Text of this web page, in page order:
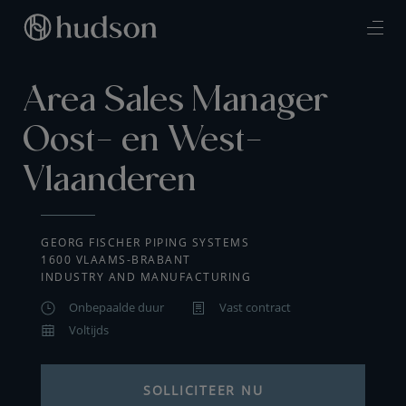
Area Sales Manager
Oost- en West-
Vlaanderen
GEORG FISCHER PIPING SYSTEMS
1600 VLAAMS-BRABANT
INDUSTRY AND MANUFACTURING
Onbepaalde duur
Vast contract
Voltijds
SOLLICITEER NU